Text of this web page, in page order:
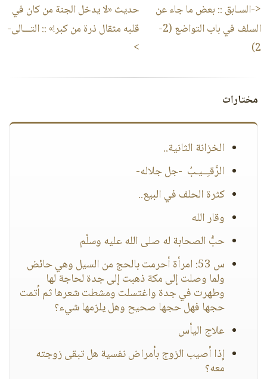
<-السـابق :: بعض ما جاء عن
السلف في باب التواضع (2-
2)
حديث «لا يدخل الجنة من كان في
قلبه مثقال ذرة من كبر!» :: التـــالى-
>
مختارات
الخزانة الثانية..
الرَّقـِــيـبُ -جل جلاله-
كثرة الحلف في البيع..
وقار الله
حبُّ الصحابة له صلى الله عليه وسلّم
س 53: امرأة أحرمت بالحج من السيل وهي حائض
ولما وصلت إلى مكة ذهبت إلى جدة لحاجة لها
وطهرت في جدة واغتسلت ومشطت شعرها ثم أتمت
حجها فهل حجها صحيح وهل يلزمها شيء؟
علاج اليأس
إذا أصيب الزوج بأمراض نفسية هل تبقى زوجته
معه؟